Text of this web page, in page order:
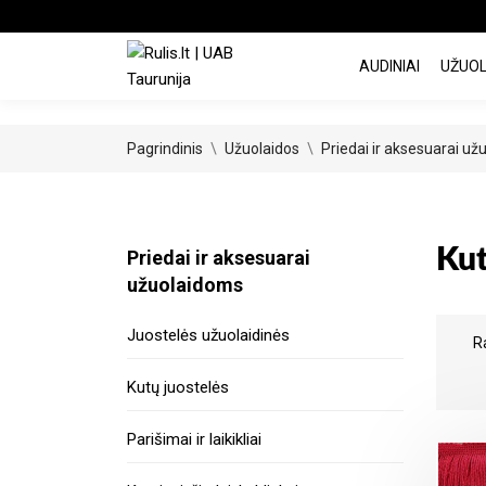
AUDINIAI
Pagrindinis Užuolaidos Priedai ir aksesuarai
Priedai ir aksesuarai
užuolaidoms
Juostelės užuolaidinės
Kutų juostelės
Parišimai ir laikikliai